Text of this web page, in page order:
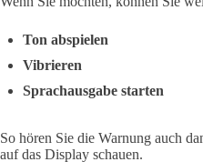
Ton abspielen
Vibrieren
Sprachausgabe starten
So hören Sie die Warnung auch
auf das Display schauen.